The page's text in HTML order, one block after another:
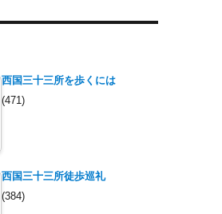
西国三十三所を歩くには
(471)
西国三十三所徒歩巡礼
(384)